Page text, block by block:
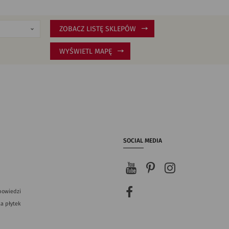
ZOBACZ LISTĘ SKLEPÓW
WYŚWIETL MAPĘ
płytek
SOCIAL MEDIA